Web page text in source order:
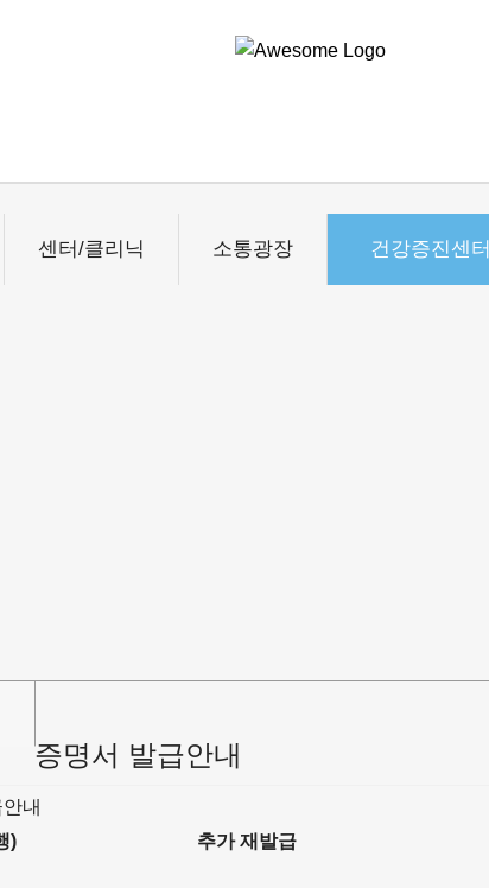
센터/클리닉 소통광장 건강증진센터
증명서 발급안내
내
)
추가 재발급